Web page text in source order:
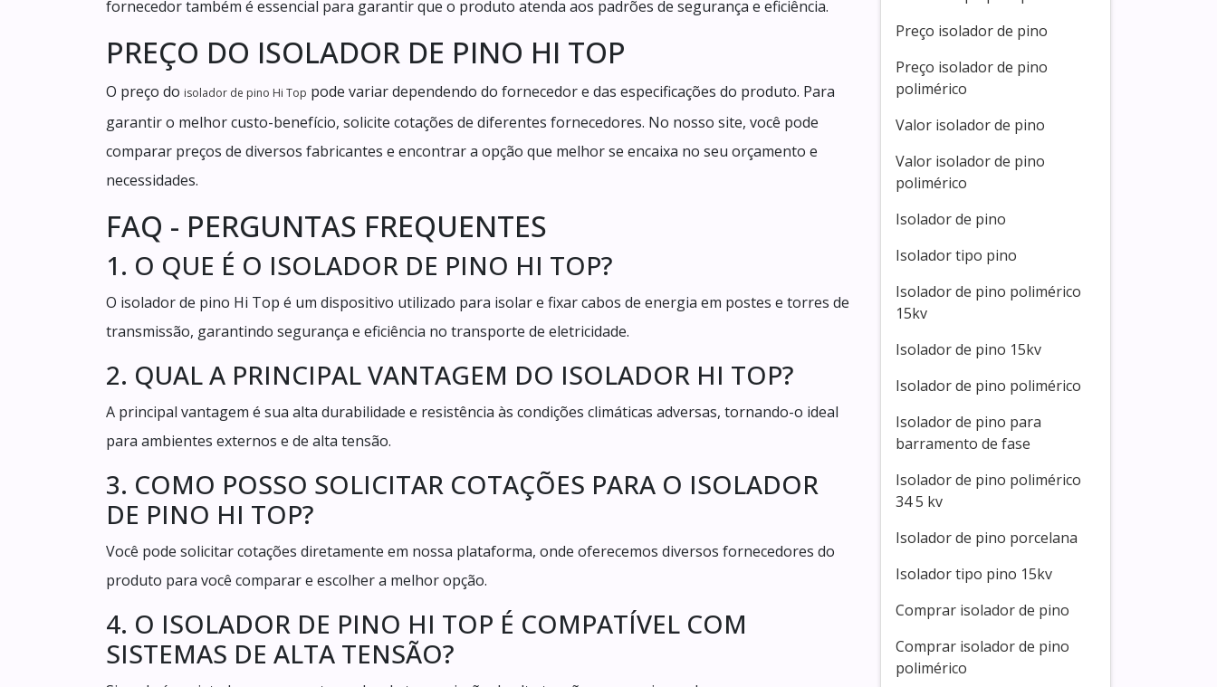
fornecedor também é essencial para garantir que o produto atenda aos padrões de segurança e eficiência.
PREÇO DO ISOLADOR DE PINO HI TOP
O preço do isolador de pino Hi Top pode variar dependendo do fornecedor e das especificações do produto. Para
garantir o melhor custo-benefício, solicite cotações de diferentes fornecedores. No nosso site, você pode
comparar preços de diversos fabricantes e encontrar a opção que melhor se encaixa no seu orçamento e
necessidades.
FAQ - PERGUNTAS FREQUENTES
1. O QUE É O ISOLADOR DE PINO HI TOP?
O isolador de pino Hi Top é um dispositivo utilizado para isolar e fixar cabos de energia em postes e torres de
transmissão, garantindo segurança e eficiência no transporte de eletricidade.
2. QUAL A PRINCIPAL VANTAGEM DO ISOLADOR HI TOP?
A principal vantagem é sua alta durabilidade e resistência às condições climáticas adversas, tornando-o ideal
para ambientes externos e de alta tensão.
3. COMO POSSO SOLICITAR COTAÇÕES PARA O ISOLADOR
DE PINO HI TOP?
Você pode solicitar cotações diretamente em nossa plataforma, onde oferecemos diversos fornecedores do
produto para você comparar e escolher a melhor opção.
4. O ISOLADOR DE PINO HI TOP É COMPATÍVEL COM
SISTEMAS DE ALTA TENSÃO?
Preço isolador de pino
Preço isolador de pino
polimérico
Valor isolador de pino
Valor isolador de pino
polimérico
Isolador de pino
Isolador tipo pino
Isolador de pino polimérico
15kv
Isolador de pino 15kv
Isolador de pino polimérico
Isolador de pino para
barramento de fase
Isolador de pino polimérico
34 5 kv
Isolador de pino porcelana
Isolador tipo pino 15kv
Comprar isolador de pino
Comprar isolador de pino
polimérico